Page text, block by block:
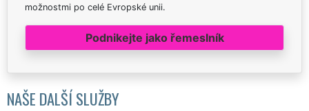
možnostmi po celé Evropské unii.
Podnikejte jako řemeslník
NAŠE DALŠÍ SLUŽBY